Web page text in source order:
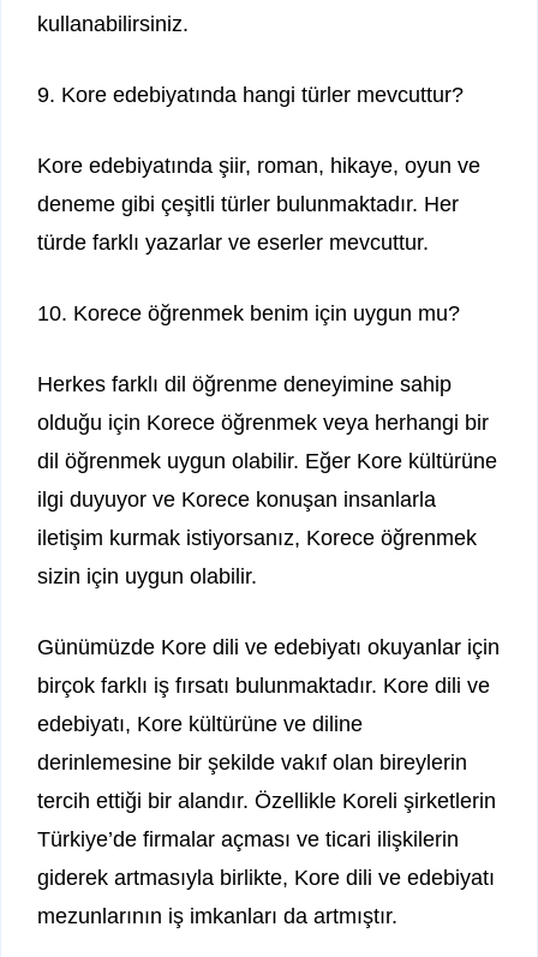
kullanabilirsiniz.
9. Kore edebiyatında hangi türler mevcuttur?
Kore edebiyatında şiir, roman, hikaye, oyun ve
deneme gibi çeşitli türler bulunmaktadır. Her
türde farklı yazarlar ve eserler mevcuttur.
10. Korece öğrenmek benim için uygun mu?
Herkes farklı dil öğrenme deneyimine sahip
olduğu için Korece öğrenmek veya herhangi bir
dil öğrenmek uygun olabilir. Eğer Kore kültürüne
ilgi duyuyor ve Korece konuşan insanlarla
iletişim kurmak istiyorsanız, Korece öğrenmek
sizin için uygun olabilir.
Günümüzde Kore dili ve edebiyatı okuyanlar için
birçok farklı iş fırsatı bulunmaktadır. Kore dili ve
edebiyatı, Kore kültürüne ve diline
derinlemesine bir şekilde vakıf olan bireylerin
tercih ettiği bir alandır. Özellikle Koreli şirketlerin
Türkiye’de firmalar açması ve ticari ilişkilerin
giderek artmasıyla birlikte, Kore dili ve edebiyatı
mezunlarının iş imkanları da artmıştır.